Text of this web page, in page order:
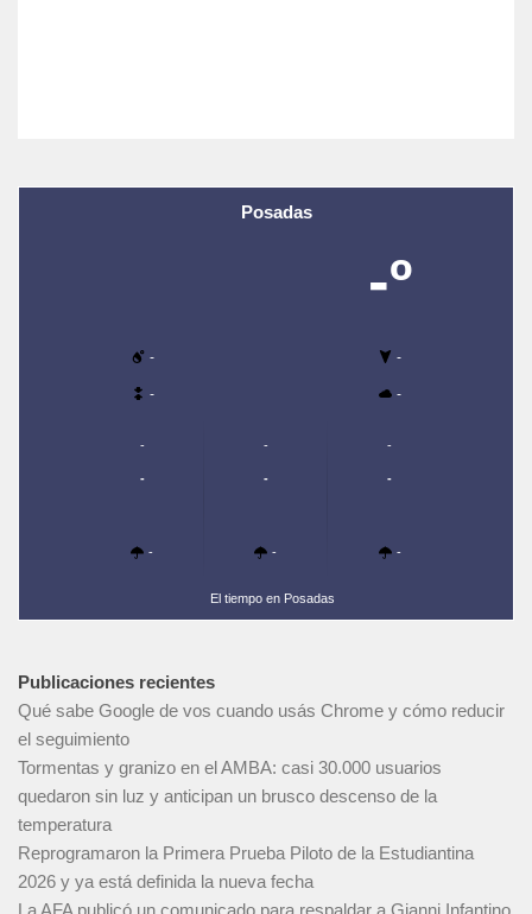
Posadas
-º
- -
- -
-
-
-
-
-
-
-
-
-
El tiempo en Posadas
Publicaciones recientes
Qué sabe Google de vos cuando usás Chrome y cómo reducir
el seguimiento
Tormentas y granizo en el AMBA: casi 30.000 usuarios
quedaron sin luz y anticipan un brusco descenso de la
temperatura
Reprogramaron la Primera Prueba Piloto de la Estudiantina
2026 y ya está definida la nueva fecha
La AFA publicó un comunicado para respaldar a Gianni Infantino